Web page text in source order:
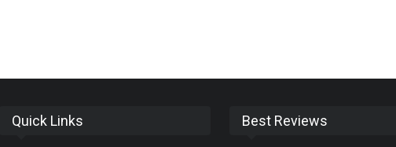
Quick Links Best Reviews